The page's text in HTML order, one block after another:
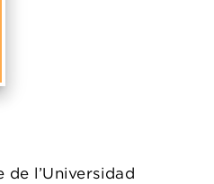
l’Universidad